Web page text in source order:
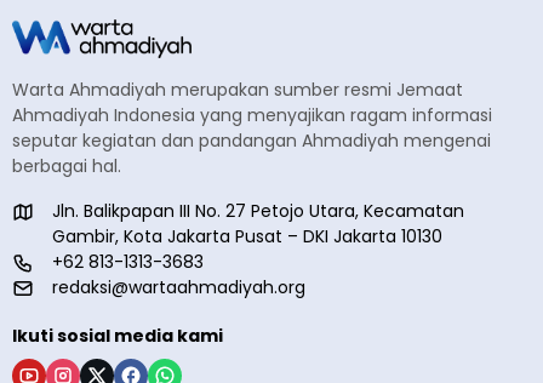
Warta Ahmadiyah merupakan sumber resmi Jemaat
Ahmadiyah Indonesia yang menyajikan ragam informasi
seputar kegiatan dan pandangan Ahmadiyah mengenai
berbagai hal.
Jln. Balikpapan III No. 27 Petojo Utara, Kecamatan
Gambir, Kota Jakarta Pusat – DKI Jakarta 10130
+62 813-1313-3683
redaksi@wartaahmadiyah.org
Ikuti sosial media kami